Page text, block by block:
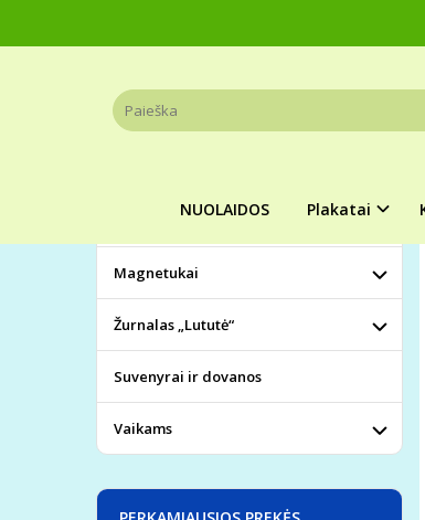
NUOLAIDOS Plakatai
NUOLAIDOS
Magnetukai
Žurnalas „Lututė“
Suvenyrai ir dovanos
Vaikams